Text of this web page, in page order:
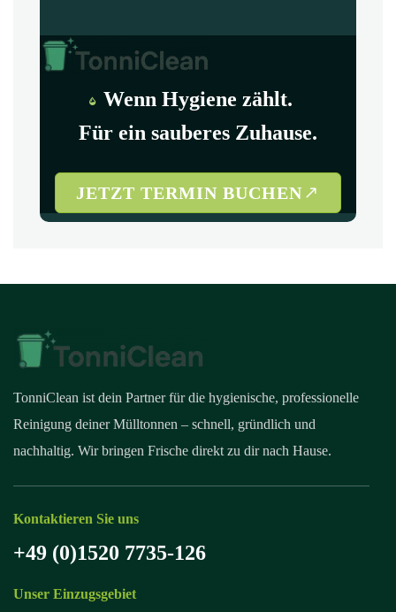
Wenn Hygiene zählt.
Für ein sauberes Zuhause.
JETZT TERMIN BUCHEN
TonniClean ist dein Partner für die hygienische, professionelle
Reinigung deiner Mülltonnen – schnell, gründlich und
nachhaltig. Wir bringen Frische direkt zu dir nach Hause.
Kontaktieren Sie uns
+49 (0)1520 7735-126
Unser Einzugsgebiet